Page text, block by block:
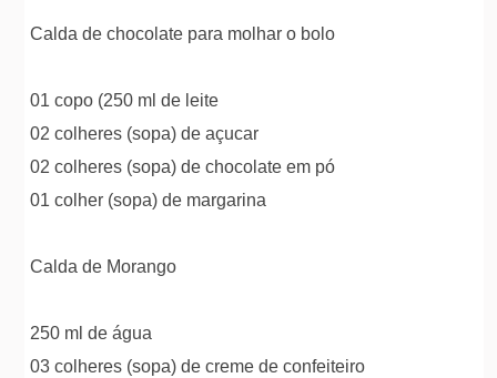
Calda de chocolate para molhar o bolo
01 copo (250 ml de leite
02 colheres (sopa) de açucar
02 colheres (sopa) de chocolate em pó
01 colher (sopa) de margarina
Calda de Morango
250 ml de água
03 colheres (sopa) de creme de confeiteiro